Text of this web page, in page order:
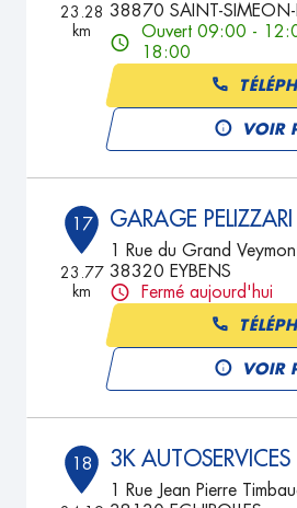
23.28
km
38870 SAINT-SIMEON-
Ouvert 09:00 -
18:00
VOIR
17
23.77
km
GARAGE PELIZZARI
1 Rue du Grand
38320 EYBENS
Fermé aujourd'hui
VOIR
18 3K AUTOSERVICES
1 Rue Jean Pierre